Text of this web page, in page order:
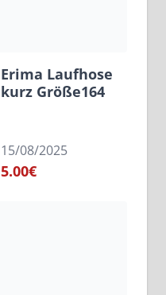
Erima Laufhose
kurz Größe164
15/08/2025
5.00€